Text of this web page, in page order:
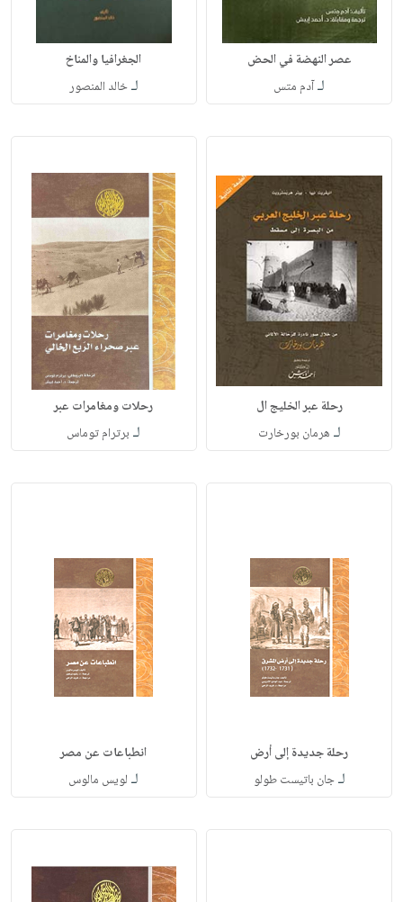
عصر النهضة في الحض
لـآدم متس
الجغرافيا والمناخ
لـخالد المنصور
رحلة عبر الخليج ال
لـ هرمان بورخارت
رحلات ومغامرات عبر
لـ برترام توماس
رحلة جديدة إلى أرض
لـجان باتيست طولو
انطباعات عن مصر
لـ لويس مالوس